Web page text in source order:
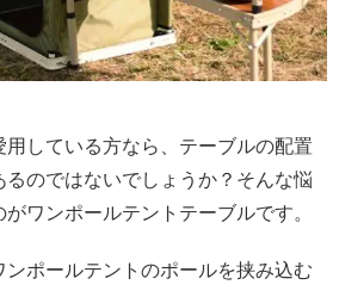
用している方なら、テーブルの配置
のではないでしょうか？そんな悩
ワンポールテントテーブルです。
ポールテントのポールを挟み込む